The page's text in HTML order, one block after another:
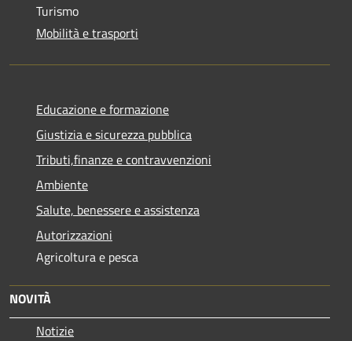
Turismo
Mobilità e trasporti
Educazione e formazione
Giustizia e sicurezza pubblica
Tributi,finanze e contravvenzioni
Ambiente
Salute, benessere e assistenza
Autorizzazioni
Agricoltura e pesca
NOVITÀ
Notizie